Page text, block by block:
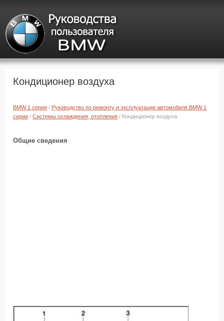
Кондиционер воздуха
BMW 1 серия / Руководство по ремонту и эксплуатации автомобиля BMW 1
серии /Системы охлаждения, отопления / Кондиционер воздуха
Общие сведения